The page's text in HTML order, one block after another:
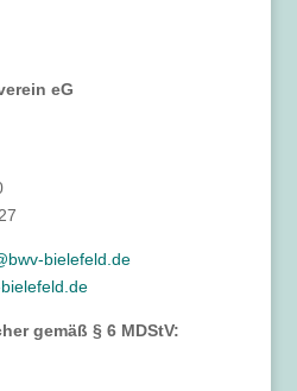
eG
bielefeld.de
gemäß § 6 MDStV: